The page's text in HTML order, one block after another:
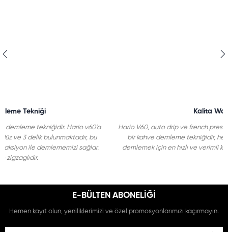
Hario V60, auto drip ve french press kahve demleme teknikleri arasında
bir kahve demleme tekniğidir, her hangi bir yerde, bir fincan kahve
demlemek için en hızlı ve verimli kahve elde etmek için çok uygundur.
E-BÜLTEN ABONELİĞİ